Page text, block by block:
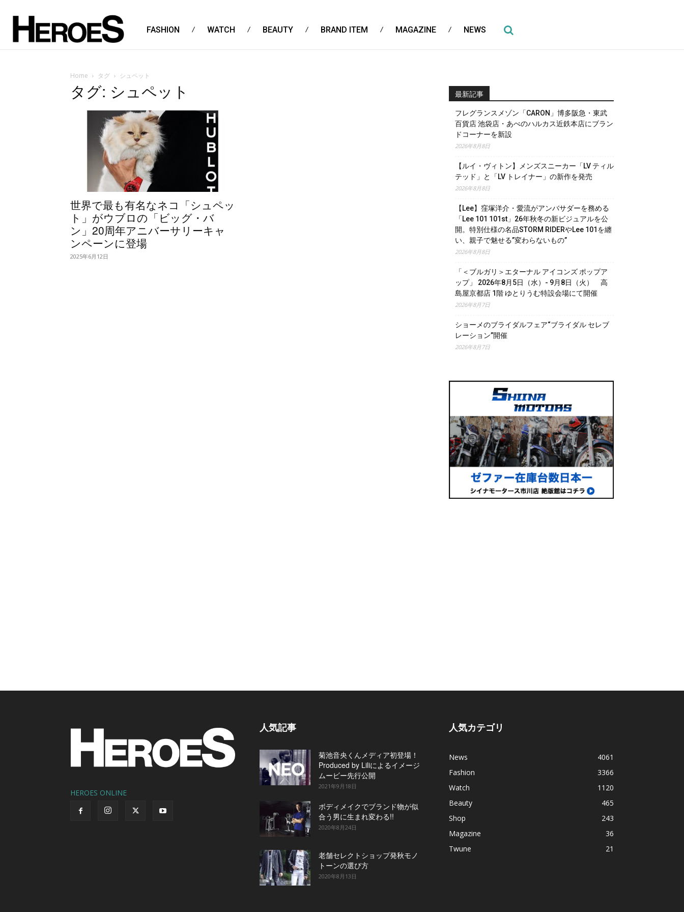
FASHION WATCH BEAUTY BRAND ITEM MAGAZINE NEWS
Home タグ シュペット
タグ: シュペット
世界で最も有名なネコ「シュペッ
ト」がウブロの「ビッグ・バ
ン」20周年アニバーサリーキャ
ンペーンに登場
2025年6月12日
最新記事
フレグランスメゾン「CARON」博多阪急・東武
百貨店 池袋店・あべのハルカス近鉄本店にブラン
ドコーナーを新設
2026年8月8日
【ルイ・ヴィトン】メンズスニーカー「LV ティル
テッド」と「LV トレイナー」の新作を発売
2026年8月8日
【Lee】窪塚洋介・愛流がアンバサダーを務める
「Lee 101 101st」26年秋冬の新ビジュアルを公
開。特別仕様の名品STORM RIDERやLee 101を纏
い、親子で魅せる”変わらないもの”
2026年8月8日
「＜ブルガリ＞エターナル アイコンズ ポップア
ップ」 2026年8月5日（水）- 9月8日（火） 高
島屋京都店 1階 ゆとりうむ特設会場にて開催
2026年8月7日
ショーメのブライダルフェア“ブライダル セレブ
レーション”開催
2026年8月7日
HEROES ONLINE
人気記事
菊池音央くんメディア初登場！
Produced by Liliによるイメージ
ムービー先行公開
2021年9月18日
ボディメイクでブランド物が似
合う男に生まれ変わる!!
2020年8月24日
老舗セレクトショップ発秋モノ
トーンの選び方
2020年8月13日
人気カテゴリ
News
4061
Fashion
3366
Watch
1120
Beauty
465
Shop
243
Magazine
36
Twune
21